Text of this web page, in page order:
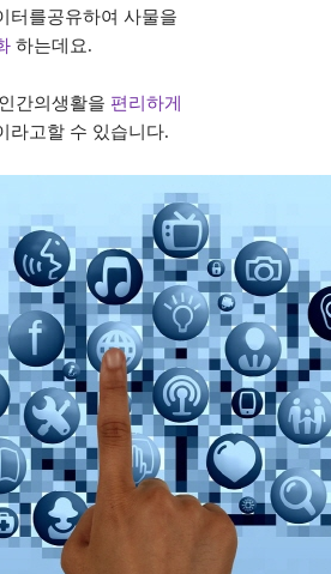
터를공유하여 사물을
하는데요.
간의생활을 편리하게
라고할 수 있습니다.